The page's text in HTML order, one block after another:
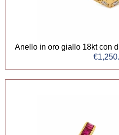
Anello in oro giallo 18kt con
€